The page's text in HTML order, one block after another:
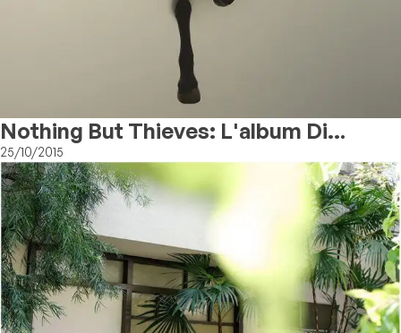
Nothing But Thieves: L'album Di
Debutto
25/10/2015